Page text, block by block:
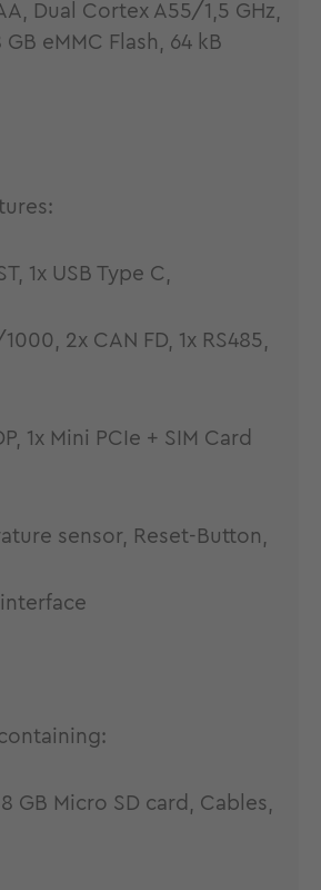
Dual Cortex A55/1,5 GHz,
GB eMMC Flash, 64 kB
1x USB Type C,
2x CAN FD, 1x RS485,
1x Mini PCIe + SIM Card
sensor, Reset-Button,
GB Micro SD card, Cables,